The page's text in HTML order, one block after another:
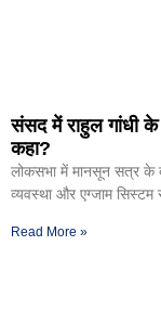
संसद में राहुल गांधी
कहा?
लोकसभा में मानसून सत्र के
व्यवस्था और एग्जाम सिस्टम
Read More »